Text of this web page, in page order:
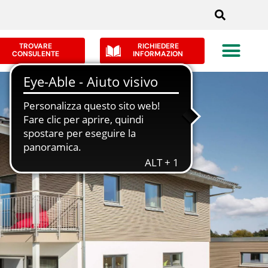
TROVARE
CONSULENTE
RICHIEDERE
INFORMAZION